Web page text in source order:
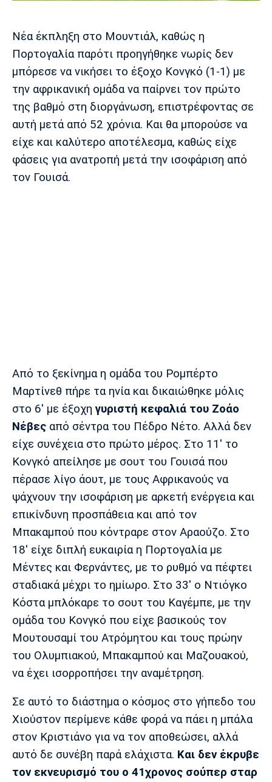
Πολιτισμός
Τραγούδια
Cine Spot
Running
Media
Παρασκήνιο
Πρόγραμμα TV
Ιωνικός Κηφισιά Πανσερραϊκός
Μπαρτσελόνα
Ρεάλ
Μαδρίτης
Ατλέτικο
Μαδρίτης
Ντόρτμουντ
Ζερμέν
Αστέρας
Τότεναμ
Πόρτο
Νέα έκπληξη στο Μουντιάλ, καθώς η
Πορτογαλία παρότι προηγήθηκε νωρίς δεν
μπόρεσε να νικήσει το έξοχο Κονγκό (1-1) με
την αφρικανική ομάδα να παίρνει τον πρώτο
της βαθμό στη διοργάνωση, επιστρέφοντας σε
αυτή μετά από 52 χρόνια. Και θα μπορούσε να
είχε και καλύτερο αποτέλεσμα, καθώς είχε
φάσεις για ανατροπή μετά την ισοφάριση από
τον Γουισά.
Από το ξεκίνημα η ομάδα του Ρομπέρτο
Μαρτίνεθ πήρε τα ηνία και δικαιώθηκε μόλις
στο 6' με έξοχηγυριστή κεφαλιά του Ζοάο
Νέβες από σέντρα του Πέδρο Νέτο. Αλλά δεν
είχε συνέχεια στο πρώτο μέρος. Στο 11' το
Κονγκό απείλησε με σουτ του Γουισά που
πέρασε λίγο άουτ, με τους Αφρικανούς να
ψάχνουν την ισοφάριση με αρκετή ενέργεια και
επικίνδυνη προσπάθεια και από τον
Μπακαμπού που κόντραρε στον Αραούζο. Στο
18' είχε διπλή ευκαιρία η Πορτογαλία με
Μέντες και Φερνάντες, με το ρυθμό να πέφτει
σταδιακά μέχρι το ημίωρο. Στο 33' ο Ντιόγκο
Κόστα μπλόκαρε το σουτ του Καγέμπε, με την
ομάδα του Κονγκό που είχε βασικούς τον
Μουτουσαμί του Ατρόμητου και τους πρώην
του Ολυμπιακού, Μπακαμπού και Μαζουακού,
να έχει ισορροπήσει την αναμέτρηση.
Σε αυτό το διάστημα ο κόσμος στο γήπεδο του
Χιούστον περίμενε κάθε φορά να πάει η μπάλα
στον Κριστιάνο για να τον αποθεώσει, αλλά
αυτό δε συνέβη παρά ελάχιστα. Και δεν έκρυβε
τον εκνευρισμό του ο 41χρονος σούπερ σταρ